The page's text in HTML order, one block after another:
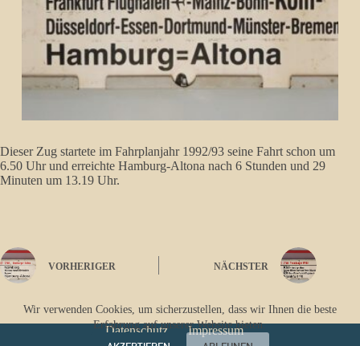
Wir verwenden Cookies, um sicherzustellen, dass wir Ihnen die beste
Erfahrung auf unserer Website bieten.
Dieser Zug startete im Fahrplanjahr 1992/93 seine Fahrt schon um
6.50 Uhr und erreichte Hamburg-Altona nach 6 Stunden und 29
Minuten um 13.19 Uhr.
VORHERIGER NÄCHSTER
Datenschutz Impressum